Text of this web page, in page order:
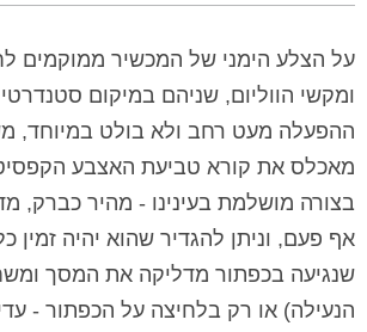
על הצלע הימני של המכשיר ממוקמים
ומקשי הווליום, שניהם במיקום
ההפעלה מעט רחב ולא בולט במיוחד,
מאכלס את קורא טביעת האצבע
בצורה מושלמת בעינינו - מהיר כברק,
אף פעם, וניתן להגדיר שהוא יהיה זמין
שנגיעה בכפתור מדליקה את המסך
הנעילה) או רק בלחיצה על הכפתור -